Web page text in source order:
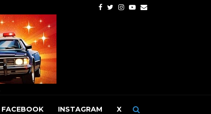
Facebook
Twitter
Instagram
Youtube
Email
FACEBOOK INSTAGRAM X